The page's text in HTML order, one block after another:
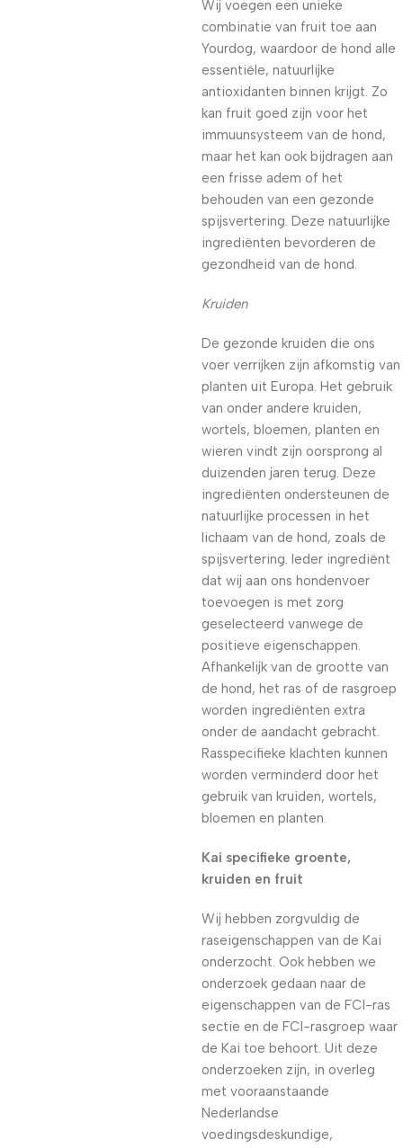
Wij voegen een unieke
combinatie van fruit toe aan
Yourdog, waardoor de hond alle
essentiële, natuurlijke
antioxidanten binnen krijgt. Zo
kan fruit goed zijn voor het
immuunsysteem van de hond,
maar het kan ook bijdragen aan
een frisse adem of het
behouden van een gezonde
spijsvertering. Deze natuurlijke
ingrediënten bevorderen de
gezondheid van de hond.
Kruiden
De gezonde kruiden die ons
voer verrijken zijn afkomstig van
planten uit Europa. Het gebruik
van onder andere kruiden,
wortels, bloemen, planten en
wieren vindt zijn oorsprong al
duizenden jaren terug. Deze
ingrediënten ondersteunen de
natuurlijke processen in het
lichaam van de hond, zoals de
spijsvertering. Ieder ingrediënt
dat wij aan ons hondenvoer
toevoegen is met zorg
geselecteerd vanwege de
positieve eigenschappen.
Afhankelijk van de grootte van
de hond, het ras of de rasgroep
worden ingrediënten extra
onder de aandacht gebracht.
Rasspecifieke klachten kunnen
worden verminderd door het
gebruik van kruiden, wortels,
bloemen en planten.
Kai specifieke groente,
kruiden en fruit
Wij hebben zorgvuldig de
raseigenschappen van de Kai
onderzocht. Ook hebben we
onderzoek gedaan naar de
eigenschappen van de FCI-ras
sectie en de FCI-rasgroep waar
de Kai toe behoort. Uit deze
onderzoeken zijn, in overleg
met vooraanstaande
Nederlandse
voedingsdeskundige,